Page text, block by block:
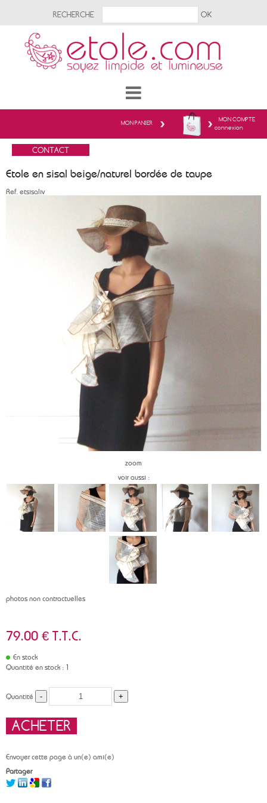
MON COMPTE
connexion
MON PANIER
RECHERCHE
Etole en sisal beige/naturel bordée de taupe
Ref. etsisaliv
zoom
voir aussi :
photos non contractuelles
79.00 € T.T.C.
En stock
Quantité en stock : 1
Quantité
Envoyer cette page à un(e) ami(e)
Partager